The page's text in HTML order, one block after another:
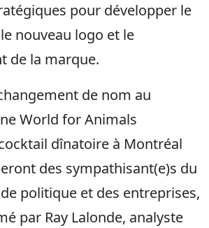
pour développer le
nouveau logo et le
de la marque.
de nom au
World for Animals
dînatoire à Montréal
des sympathisant(e)s du
politique et des entreprises,
par Ray Lalonde, analyste